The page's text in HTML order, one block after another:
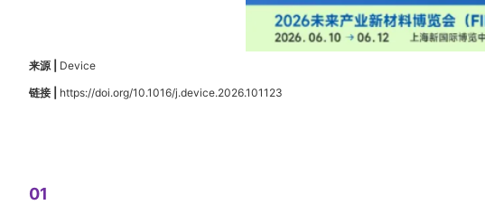
来源 | Device
链接 |
https://doi.org/10.1016/j.device.2026.101123
01